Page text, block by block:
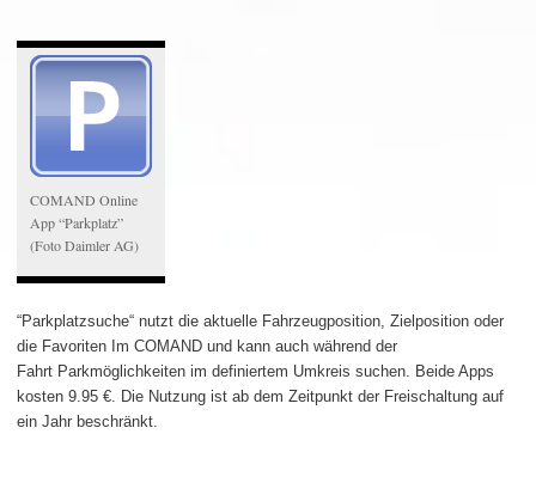
COMAND Online
App “Parkplatz”
(Foto Daimler AG)
“Parkplatzsuche“ nutzt die aktuelle Fahrzeugposition, Zielposition oder
die Favoriten Im COMAND und kann auch während der
Fahrt Parkmöglichkeiten im definiertem Umkreis suchen. Beide Apps
kosten 9.95 €. Die Nutzung ist ab dem Zeitpunkt der Freischaltung auf
ein Jahr beschränkt.